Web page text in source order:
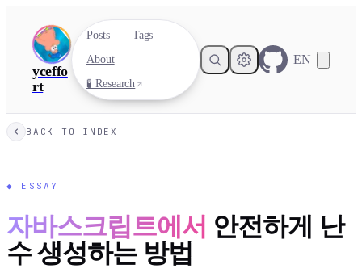
yceffo
rt
Posts
Tags
About
🧪 Research
EN
BACK TO INDEX
◆ ESSAY
자바스크립트에서 안전하게 난
수 생성하는 방법